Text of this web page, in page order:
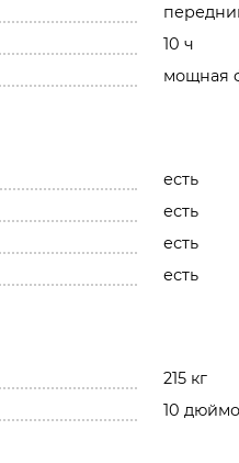
10 ч
мощная
есть
есть
есть
есть
215 кг
10